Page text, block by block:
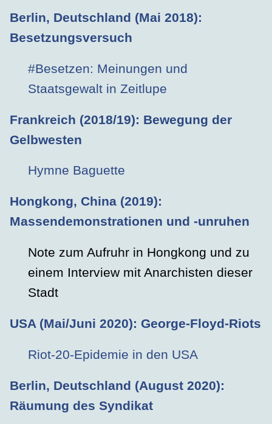
Berlin, Deutschland (Mai 2018):
Besetzungsversuch
#Besetzen: Meinungen und
Staatsgewalt in Zeitlupe
Frankreich (2018/19): Bewegung der
Gelbwesten
Hymne Baguette
Hongkong, China (2019):
Massendemonstrationen und -unruhen
Note zum Aufruhr in Hongkong und zu
einem Interview mit Anarchisten dieser
Stadt
USA (Mai/Juni 2020): George-Floyd-Riots
Riot-20-Epidemie in den USA
Berlin, Deutschland (August 2020):
Räumung des Syndikat